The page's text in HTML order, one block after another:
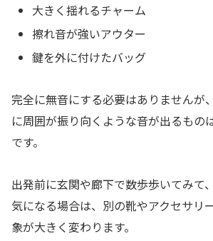
大きく揺れるチャーム
擦れ音が強いアウター
鍵を外に付けたバッグ
完全に無音にする必要はありませんが
に周囲が振り向くような音が出るもの
です。
出発前に玄関や廊下で数歩歩いてみて
気になる場合は、別の靴やアクセサリ
象が大きく変わります。